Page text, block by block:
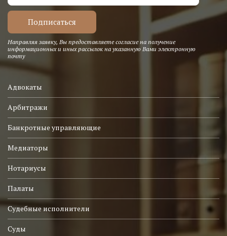
Направляя заявку, Вы предоставляете согласие на получение
информационных и иных рассылок на указанную Вами электронную
почту
Адвокаты
Арбитражи
Банкротные управляющие
Медиаторы
Нотариусы
Палаты
Судебные исполнители
Суды